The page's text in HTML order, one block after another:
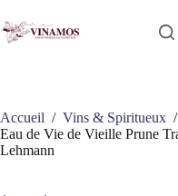
au
contenu
Accueil / Vins & Spiritueux /
Eau de Vie de Vieille Prune
Lehmann